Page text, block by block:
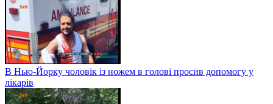
В Нью-Йорку чоловік із ножем в голові просив допомогу у
лікарів